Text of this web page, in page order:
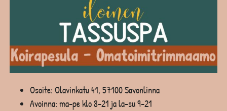
Osoite: Olavinkatu 41, 57100 Savonlinna
Avoinna: ma-pe klo 8-21 ja la-su 9-21